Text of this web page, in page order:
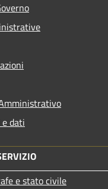
dati
e stato civile